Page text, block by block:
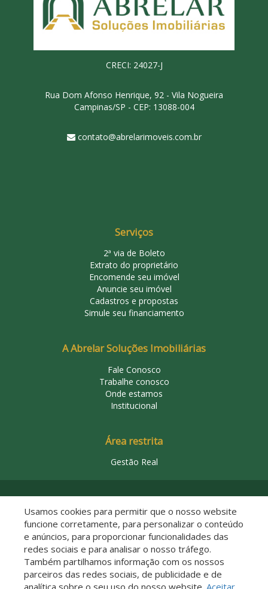
CRECI: 24027-J
Rua Dom Afonso Henrique, 92 - Vila Nogueira
Campinas/SP - CEP: 13088-004
contato@abrelarimoveis.com.br
Serviços
2ª via de Boleto
Extrato do proprietário
Encomende seu imóvel
Anuncie seu imóvel
Cadastros e propostas
Simule seu financiamento
A Abrelar Soluções Imobiliárias
Fale Conosco
Trabalhe conosco
Onde estamos
Institucional
Área restrita
Gestão Real
Descomplicado por:
Usamos cookies para permitir que o nosso website
funcione corretamente, para personalizar o conteúdo
e anúncios, para proporcionar funcionalidades das
redes sociais e para analisar o nosso tráfego.
Também partilhamos informação com os nossos
parceiros das redes sociais, de publicidade e de
analítica sobre o seu uso do nosso website. Aceitar